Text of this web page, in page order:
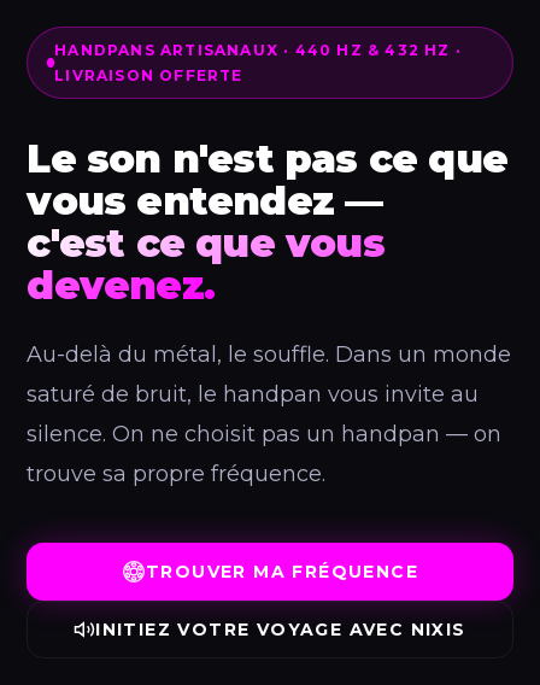
HANDPANS ARTISANAUX · 440 HZ & 432 HZ ·
LIVRAISON OFFERTE
Le son n'est pas ce que
vous entendez —
c'est ce que vous
devenez.
Au-delà du métal, le souffle. Dans un monde
saturé de bruit, le handpan vous invite au
silence. On ne choisit pas un handpan — on
trouve sa propre fréquence.
TROUVER MA FRÉQUENCE
INITIEZ VOTRE VOYAGE AVEC NIXIS